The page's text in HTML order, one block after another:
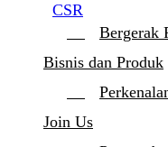
CSR
Bergerak
Bisnis dan Produk
Join Us